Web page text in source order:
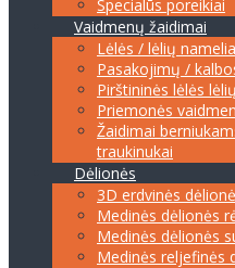
Specialūs poreikiai
Vaidmenų žaidimai
Lėlės / lėlių
Pasakojimų /
Pirštininės lėlės
Priemonės
Žaidimai
traukinukai
Dėlionės
3D erdvinės
Medinės dėlionės
Medinės dėlionės
Medinės reljefinės